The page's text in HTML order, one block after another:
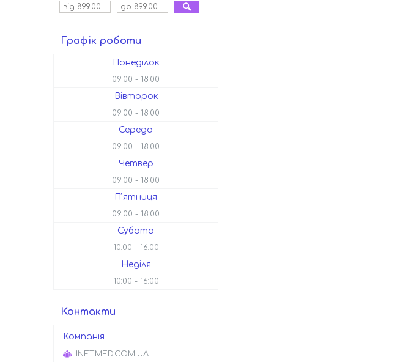
Графік роботи
Понеділок
09:00 18:00
Вівторок
09:00 18:00
Середа
09:00 18:00
Четвер
09:00 18:00
Пʼятниця
09:00 18:00
Субота
10:00 16:00
Неділя
10:00 16:00
Контакти
INETMED.COM.UA